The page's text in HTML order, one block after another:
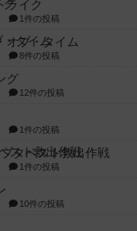
ライク
1件の投稿
オブ・タイム
8件の投稿
グ
12件の投稿
1件の投稿
ブタペスト救出作戦
1件の投稿
10件の投稿